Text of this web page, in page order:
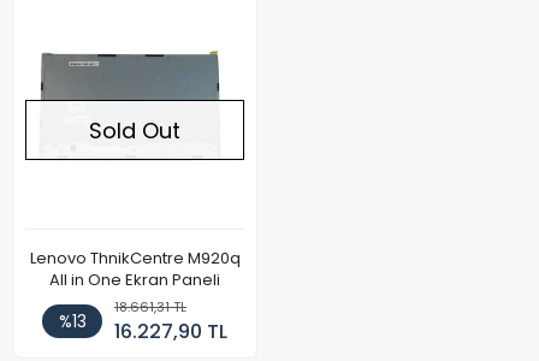
Sold Out
Lenovo ThnikCentre M920q
All in One Ekran Paneli
%13
18.661,31 TL
16.227,90 TL